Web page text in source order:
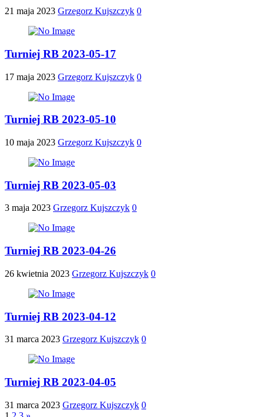
21 maja 2023 Grzegorz Kujszczyk 0
Turniej RB 2023-05-17
17 maja 2023 Grzegorz Kujszczyk 0
Turniej RB 2023-05-10
10 maja 2023 Grzegorz Kujszczyk 0
Turniej RB 2023-05-03
3 maja 2023 Grzegorz Kujszczyk 0
Turniej RB 2023-04-26
26 kwietnia 2023 Grzegorz Kujszczyk 0
Turniej RB 2023-04-12
31 marca 2023 Grzegorz Kujszczyk 0
Turniej RB 2023-04-05
31 marca 2023 Grzegorz Kujszczyk 0